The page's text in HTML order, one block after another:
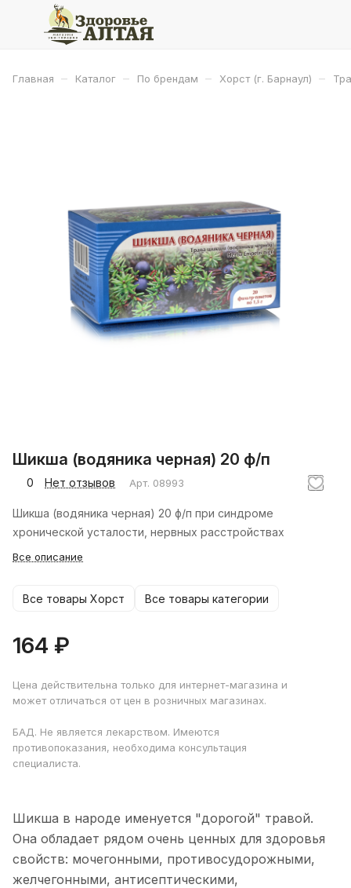
Главная – Каталог – По брендам – Хорст (г. Барнаул) –
Шикша (водяника черная) 20 ф/п
0 Нет отзывов Арт. 08993
Шикша (водяника черная) 20 ф/п при синдроме
хронической усталости, нервных расстройствах
Все описание
Все товары Хорст Все товары категории
164 ₽
Цена действительна только для интернет-магазина и
может отличаться от цен в розничных магазинах.
БАД. Не является лекарством. Имеются
противопоказания, необходима консультация
специалиста.
Шикша в народе именуется "дорогой" травой.
Она обладает рядом очень ценных для здоровья
свойств: мочегонными, противосудорожными,
желчегонными, антисептическими,